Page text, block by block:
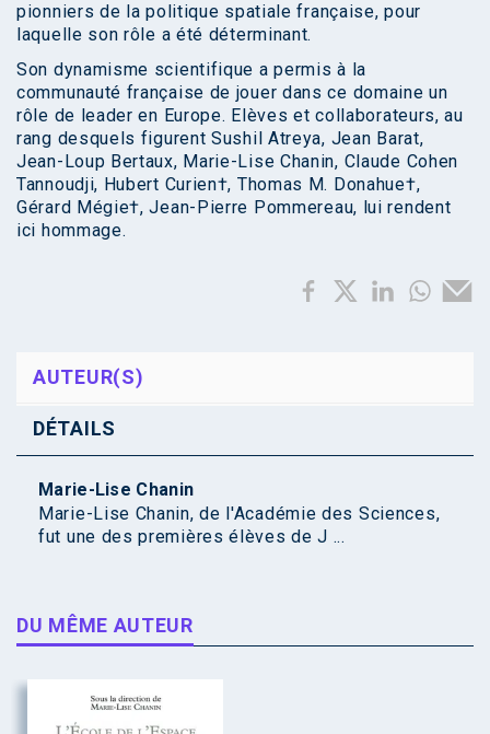
pionniers de la politique spatiale française, pour
laquelle son rôle a été déterminant.
Son dynamisme scientifique a permis à la
communauté française de jouer dans ce domaine un
rôle de leader en Europe. Elèves et collaborateurs, au
rang desquels figurent Sushil Atreya, Jean Barat,
Jean-Loup Bertaux, Marie-Lise Chanin, Claude Cohen
Tannoudji, Hubert Curien†, Thomas M. Donahue†,
Gérard Mégie†, Jean-Pierre Pommereau, lui rendent
ici hommage.
AUTEUR(S)
DÉTAILS
Marie-Lise Chanin
Marie-Lise Chanin, de l'Académie des Sciences,
fut une des premières élèves de J ...
DU MÊME AUTEUR